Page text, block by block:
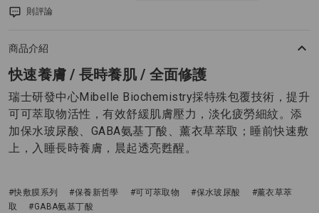
則評論
商品介紹
快速養膚 / 長時養肌 / 全面修護
瑞士研發中心Mibelle Biochemistry採特殊包覆技術，提升
可可萃取物活性，有效舒緩肌膚壓力，淡化疲勞細紋。添
加保水玻尿酸、GABA氨基丁酸、薰衣草萃取；睡前快速敷
上，入睡長時養膚，晨起透亮甦醒。
#快敷膜系列 #保養新哲學 #可可萃取物 #保水玻尿酸
#薰衣草萃
取
#GABA氨基丁酸